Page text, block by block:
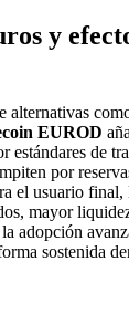
y
alternativas
EUROD
estándares de
por
el usuario final,
mayor
adopción
sostenida